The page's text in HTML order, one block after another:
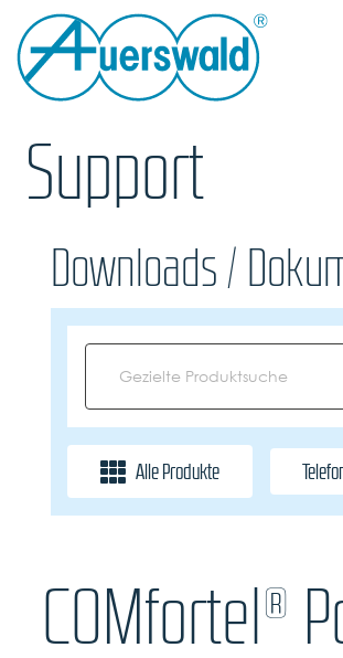
Support
Downloads /
Alle Produkte
COMfortel®